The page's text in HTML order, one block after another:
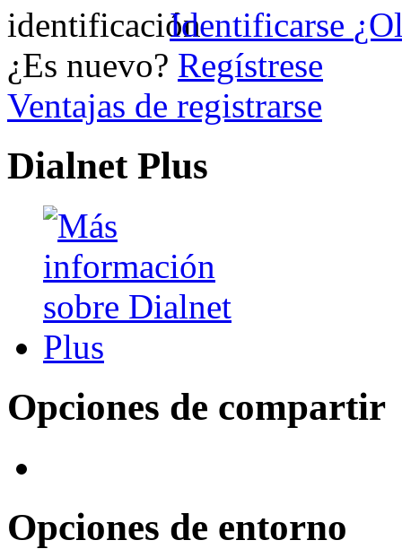
Identificarse
¿Es nuevo? Regístrese
Ventajas de registrarse
Dialnet Plus
Opciones de compartir
Opciones de entorno